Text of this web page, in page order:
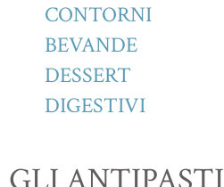
CONTORNI
BEVANDE
DESSERT
DIGESTIVI